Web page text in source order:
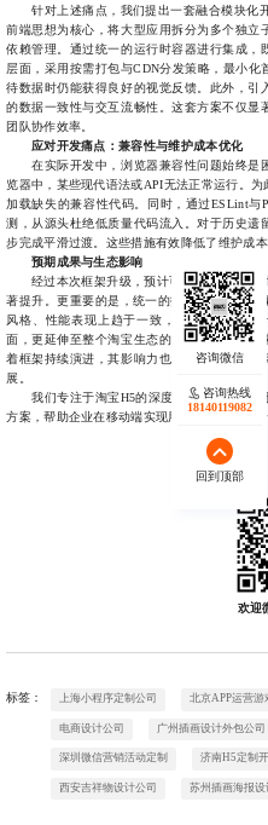
针对上述痛点，我们提出一套融合模块化
前端思想为核心，将大型应用拆分为多个独
依赖管理。通过统一的运行时容器进行集成
层面，采用按需打包与CDN分发策略，最小
待数据时仍能获得良好的视觉反馈。此外，
的数据一致性与交互流畅性。这套方案不仅
团队协作效率。
应对开发痛点：兼容性与维护成本优化
在实际开发中，浏览器兼容性问题始终是
览器中，某些现代语法或API无法正常运行。
加载缺失的兼容性代码。同时，通过ESLint
测，从源头杜绝低质量代码流入。对于历史
步完成平滑过渡。这些措施有效降低了维护成
预期成果与生态影响
经过本次框架升级，预计可实现页面首屏时
著提升。更重要的是，统一的技术标准与开发
风格、性能表现上趋于一致，极大增强了品
面，更延伸至整个淘宝生态的移动端体验，
着框架持续演进，其影响力也将从单一平台
展。
我们专注于淘宝H5的深度定制开发，致力
方案，帮助企业在移动端实现用户体验与商业
欢迎
标签： 上海小程序定制公司 北京APP运营游
电商设计公司 广州插画设计外包公司
深圳微信营销活动定制 济南H5定制
西安吉祥物设计公司 苏州插画海报设
咨询热线
18140119082
回到顶部